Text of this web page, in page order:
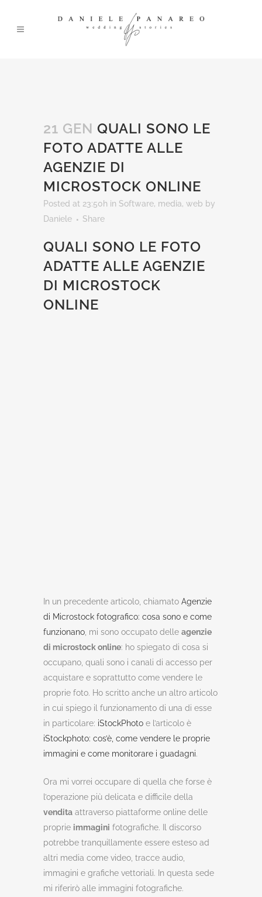
21 GEN QUALI SONO LE
FOTO ADATTE ALLE
AGENZIE DI
MICROSTOCK ONLINE
Posted at 23:50h in Software, media, web by
Daniele
Share
QUALI SONO LE FOTO
ADATTE ALLE AGENZIE
DI MICROSTOCK
ONLINE
In un precedente articolo, chiamato Agenzie
di Microstock fotografico: cosa sono e come
funzionano , mi sono occupato delle agenzie
di microstock online: ho spiegato di cosa si
occupano, quali sono i canali di accesso per
acquistare e soprattutto come vendere le
proprie foto. Ho scritto anche un altro articolo
in cui spiego il funzionamento di una di esse
in particolare: iStockPhoto e l’articolo è
iStockphoto: cos’è, come vendere le proprie
immagini e come monitorare i guadagni.
Ora mi vorrei occupare di quella che forse è
l’operazione più delicata e difficile della
vendita attraverso piattaforme online delle
proprie immagini fotografiche. Il discorso
potrebbe tranquillamente essere esteso ad
altri media come video, tracce audio,
immagini e grafiche vettoriali. In questa sede
mi riferirò alle immagini fotografiche.